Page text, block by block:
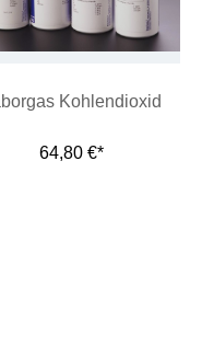
Kohlendioxid
64,80 €*